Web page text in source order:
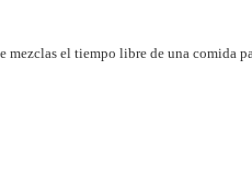
el tiempo libre de una comida